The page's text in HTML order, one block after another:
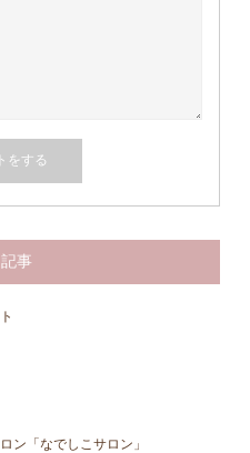
事
ン「なでしこサロン」